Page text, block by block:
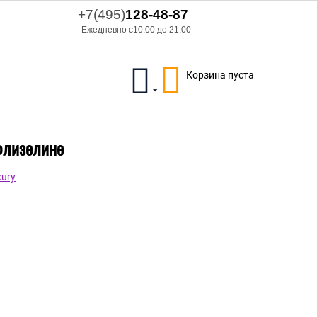
+7(495)128-48-87
Ежедневно с10:00 до 21:00
Корзина пуста